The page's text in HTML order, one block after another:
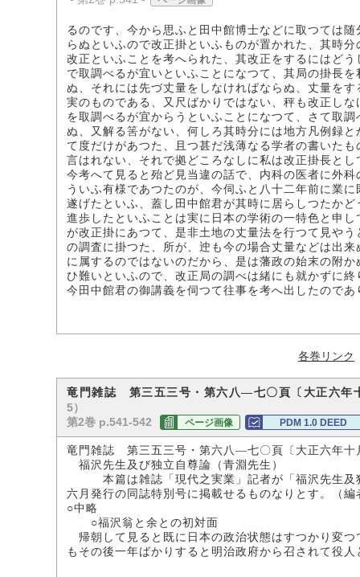
るのです、今から思ふと田中館博士などに取つては
らぬといふので改正掛といふものが置かれた、其時
改正といふことを考へられた、其改正をするにはど
で取調べるが宜いといふことになつて、其局の掛長
ぬ、それには先づ丈量をしなければならぬ、丈量を
実のものである、又尺ばかりではない、秤も改正し
を取調べるが宜からうといふことになつて、さて取
ぬ、又解る筈がない、何しろ其時分には地方凡例録
て度だけがあつた、且つ甚だ浅薄なる学者の書いた
言はれない、それで拠どころなしに私は改正掛長と
今考へて見ると殆ど見当違の話で、内科の医者に外
ういふ有様であつたのが、今伺ふと八十二年前に業
遂げたといふ、蓋し田中館君が其時に居らしつたか
進歩したといふことは実に日本の学術の一特色と申
が改正掛にあつて、是非土地の丈量法を行つて見や
の調査に掛つた、所が、迚も今の場合丈量などは出
に属するのではないのだから、是は藩政の始末の附
ひ難いといふので、改正局の調べは緒にも就かずに
今田中館君の御講義を伺つて往事を考へ出したのであ
各巻リンク
竜門雑誌 第三五三号・第六八―七〇頁〔大正六年
5）
第2巻 p.541-542
ページ画像 PDM 1.0 DEED
竜門雑誌 第三五三号・第六八―七〇頁〔大正六年十
福沢先生及び独立自尊論（青淵先生）
本篇は雑誌「現代之実業」記者が「福沢先生及独
六月発行の同誌特別号に掲載せるものなりとす。（編
○中略
○福沢翁と余との初対面
帰朝して見ると既に日本の政治状態はすつかり変
もその後一年ばかりすると明治政府から召されて役